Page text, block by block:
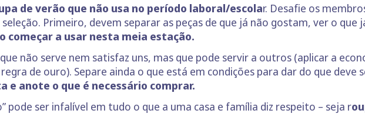
de verão que não usa no período laboral/escolar. Desafie os
Primeiro, devem separar as peças de que já não gostam, ver o que
começar a usar nesta meia estação.
não serve nem satisfaz uns, mas que pode servir a outros (aplicar a
de ouro). Separe ainda o que está em condições para dar do que deve
e anote o que é necessário comprar.
pode ser infalível em tudo o que a uma casa e família diz respeito – seja r